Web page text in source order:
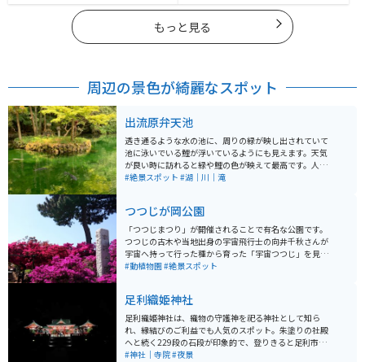
もっと見る
周辺の景色が綺麗なスポット
出流原弁天池
透き通るような水の池に、周りの緑が映し出されていて
池に泳いでいる鯉が浮いているようにも見えます。天気
が良い時に訪れると緑や鯉の色が映えて最高です。人も
少しは集まっていますが、長居する人が少ないのか有名
#絶景スポット #湖｜川｜滝
つつじが岡公園
「つつじまつり」が開催されることで有名な公園です。
つつじの古木や当地出身の宇宙飛行士の向井千秋さんが
宇宙へ持って行った種から育った「宇宙つつじ」を見る
ことが出来ます。その他にも満開の時期が少しずれる、
#動植物園#絶景スポット
足利織姫神社
足利織姫神社は、織物の守護神を祀る神社として知ら
れ、縁結びのご利益でも人気のスポット。朱塗りの社殿
へと続く229段の石段が印象的で、登りきると足利市街
を一望できる絶景が広がる。境内には七つのご縁に対応
#神社｜寺院#夜景